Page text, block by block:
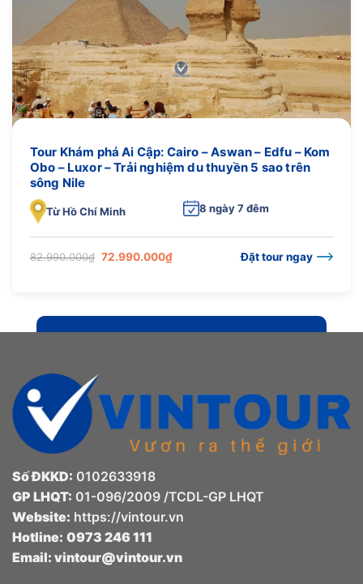
Tour Khám phá Ai Cập: Cairo – Aswan – Edfu – Kom
Obo – Luxor – Trải nghiệm du thuyền 5 sao trên
sông Nile
Từ Hồ Chí Minh 8 ngày 7 đêm
82.990.000₫ Giá
72.990.000₫Giá
hiện
Đặt tour ngay
Số ĐKKD: 0102633918
GP LHQT: 01-096/2009 /TCDL-GP LHQT
Website: https://vintour.vn
Hotline: 0973 246 111
Email: vintour@vintour.vn